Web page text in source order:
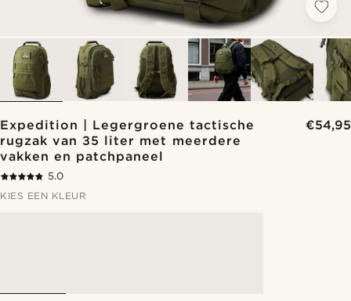
Expedition | Legergroene tactische
rugzak van 35 liter met meerdere
vakken en patchpaneel
€54,95
5.0
KIES EEN KLEUR